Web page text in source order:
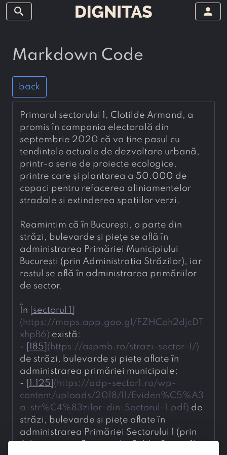
search person
Markdown Code
back
Primarul sectorului 1, Clotilde Armand, a
promis în campania electorală din
septembrie 2020 că va ține pasul cu
tendințele actuale de dezvoltare urbană,
printr-o serie de proiecte ecologice,
printre care și plantarea a 50.000 de
copaci pentru refacerea aliniamentelor
stradale și extinderea spațiilor verzi.
Reamintim că în București, o parte din
străzi, bulevarde și piețe se află în
administrarea Primăriei Municipiului
București (prin Administrația Străzilor), iar
restul se află în administrarea primăriilor
În sectorul 1
( https://maps.app.goo.gl/FZHCoh2djcDT
xhpB6)
-
185 ( https://aspmb.ro/strazi-sector-1/)
de străzi, bulevarde și piețe aflate în
administrarea primăriei municipale;
-
1.125 ( https://adp-sector1.ro/wp-
content/uploads/2018/11/Eviden%C5%A3
a-str%C4%83zilor-din-Sectorul-1.pdf) de
străzi, bulevarde și piețe aflate în
administrarea Primăriei Sectorului 1 (prin